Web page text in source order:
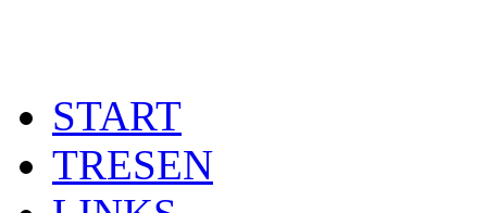
START
TRESEN